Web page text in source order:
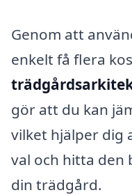
Genom att
enkelt få flera
gör att du kan
vilket hjälper dig
val och hitta den
din trädgård.